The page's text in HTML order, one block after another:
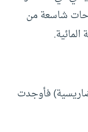
شاسعة من
فأوجدت